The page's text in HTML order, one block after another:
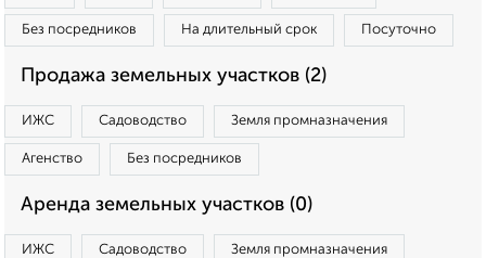
Без посредников На длительный срок Посуточно
Продажа земельных участков (2)
ИЖС Садоводство Земля промназначения
Агенство Без посредников
Аренда земельных участков (0)
ИЖС Садоводство Земля промназначения